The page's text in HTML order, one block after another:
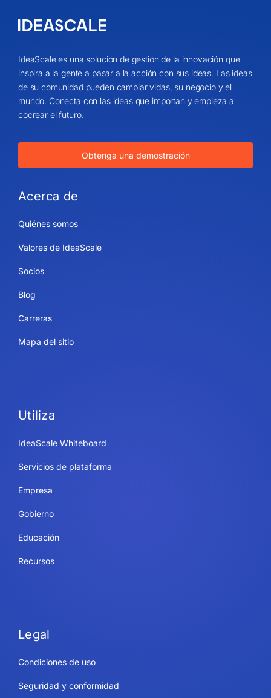
IdeaScale es una solución de gestión de la innovación que
inspira a la gente a pasar a la acción con sus ideas. Las ideas
de su comunidad pueden cambiar vidas, su negocio y el
mundo. Conecta con las ideas que importan y empieza a
cocrear el futuro.
Obtenga una demostración
Acerca de
Quiénes somos
Valores de IdeaScale
Socios
Blog
Carreras
Mapa del sitio
Utiliza
IdeaScale Whiteboard
Servicios de plataforma
Empresa
Gobierno
Educación
Recursos
Legal
Condiciones de uso
Seguridad y conformidad